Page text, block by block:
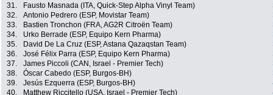
31.
Fausto Masnada (ITA, Quick-Step Alpha Vinyl Team)
32.
Antonio Pedrero (ESP, Movistar Team)
33.
Bastien Tronchon (FRA, AG2R Citroën Team)
34.
Urko Berrade (ESP, Equipo Kern Pharma)
35.
David De La Cruz (ESP, Astana Qazaqstan Team)
36.
José Félix Parra (ESP, Equipo Kern Pharma)
37.
James Piccoli (CAN, Israel - Premier Tech)
38.
Óscar Cabedo (ESP, Burgos-BH)
39.
Jesús Ezquerra (ESP, Burgos-BH)
40.
Matthew Riccitello (USA, Israel - Premier Tech)